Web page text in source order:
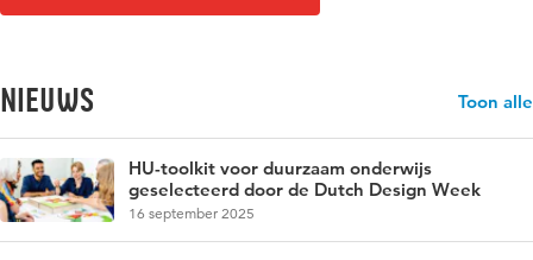
Nieuws Toon alle
HU-toolkit voor duurzaam onderwijs
geselecteerd door de Dutch Design Week
16 september 2025